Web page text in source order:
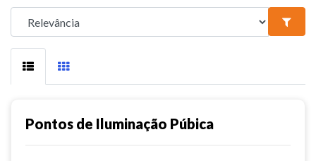
Pontos de Iluminação Púbica